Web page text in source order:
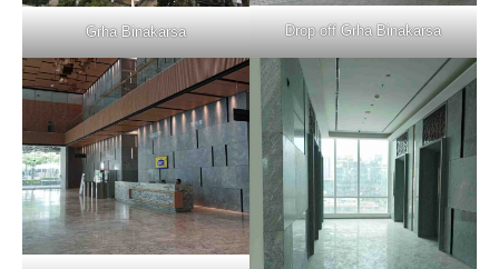
Grha Binakarsa Drop off Grha Binakarsa